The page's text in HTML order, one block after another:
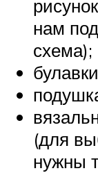
нам
схема);
(для
нужны